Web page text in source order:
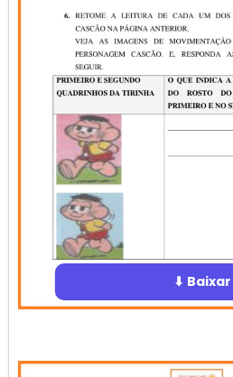
⬇ Baixar